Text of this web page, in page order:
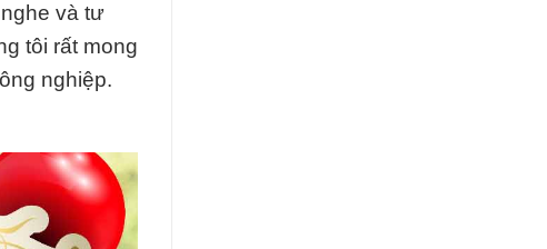
và tư
tôi rất mong
nghiệp.